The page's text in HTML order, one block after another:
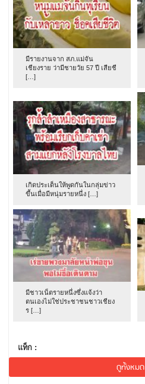
มีรายงานจาก สภ.แม่จัน
เชียงราย ว่ามีชายวัย 57 ปี เสียชี
[…]
เกิดประเด็นให้พูดกันในกลุ่มข่าว
ขึ้นเมื่อมีหนุ่มรายหนึ่ง […]
มีชาวเน็ตรายหนึ่งซึ่งแจ้งว่า
ตนเองไม่ใช่ประชาชนชาวเชียง
ร […]
แท็ก :
ดูทั้งหมด